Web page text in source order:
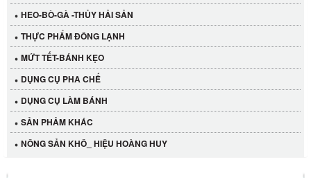
HEO-BÒ-GÀ -THỦY HẢI SẢN
THỰC PHẨM ĐÔNG LẠNH
MỨT TẾT-BÁNH KẸO
DỤNG CỤ PHA CHẾ
DỤNG CỤ LÀM BÁNH
SẢN PHẢM KHÁC
NÔNG SẢN KHÔ_ HIỆU HOÀNG HUYLỐC 12 HỦ Tương xí muội LKK 260g